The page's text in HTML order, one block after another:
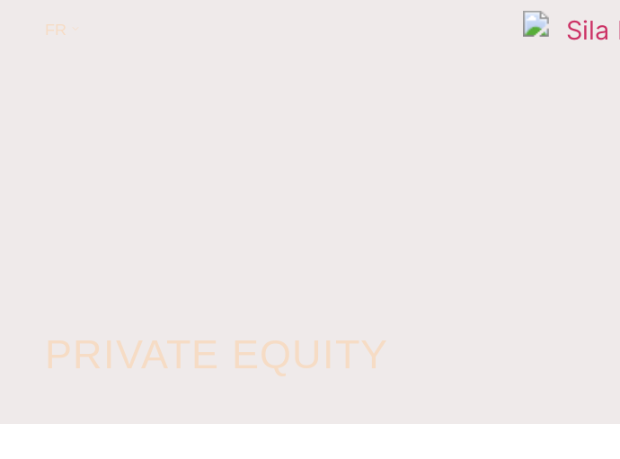
FR
PRIVATE EQUITY